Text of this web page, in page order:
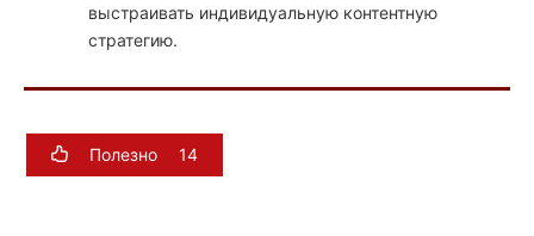
выстраивать индивидуальную контентную
стратегию.
Полезно 14